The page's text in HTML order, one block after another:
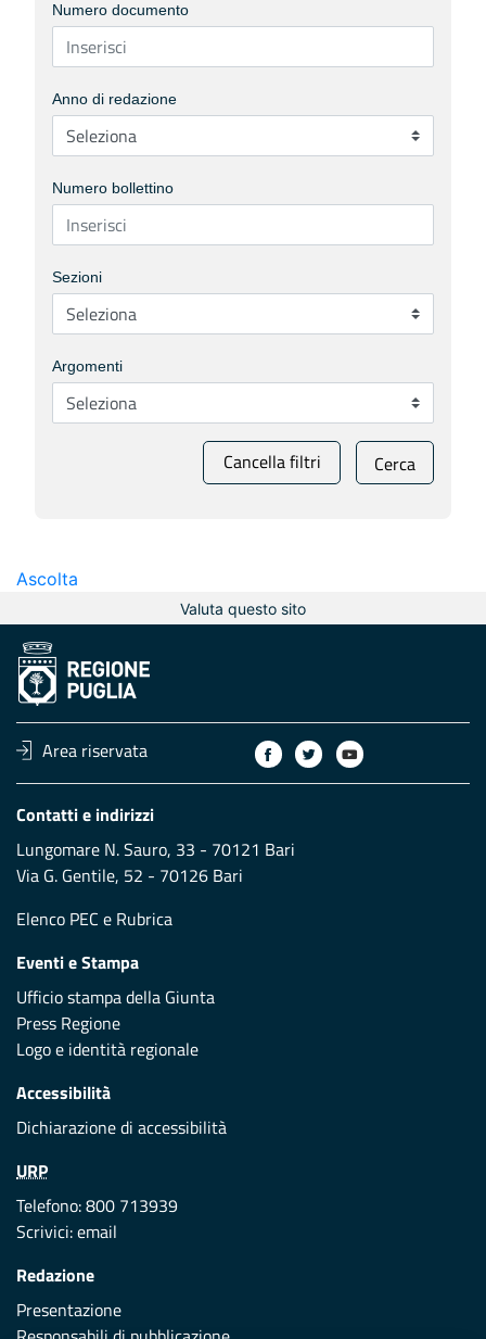
Numero documento
Anno di redazione
Numero bollettino
Sezioni
Argomenti
Cancella filtri Cerca
Ascolta
Valuta questo sito
Area riservata
Contatti e indirizzi
Lungomare N. Sauro, 33 - 70121 Bari
Via G. Gentile, 52 - 70126 Bari
Elenco PEC e Rubrica
Eventi e Stampa
Ufficio stampa della Giunta
Press Regione
Logo e identità regionale
Accessibilità
Dichiarazione di accessibilità
URP
Telefono: 800 713939
Scrivici:email
Redazione
Presentazione